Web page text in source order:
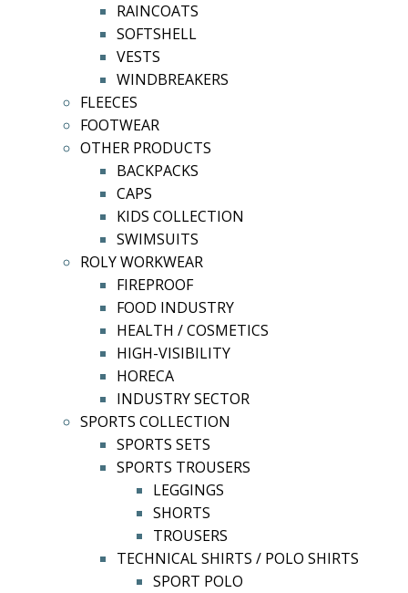
RAINCOATS
SOFTSHELL
VESTS
WINDBREAKERS
FLEECES
FOOTWEAR
OTHER PRODUCTS
BACKPACKS
CAPS
KIDS COLLECTION
SWIMSUITS
ROLY WORKWEAR
FIREPROOF
FOOD INDUSTRY
HEALTH / COSMETICS
HIGH-VISIBILITY
HORECA
INDUSTRY SECTOR
SPORTS COLLECTION
SPORTS SETS
SPORTS TROUSERS
LEGGINGS
SHORTS
TROUSERS
TECHNICAL SHIRTS / POLO SHIRTS
SPORT POLO